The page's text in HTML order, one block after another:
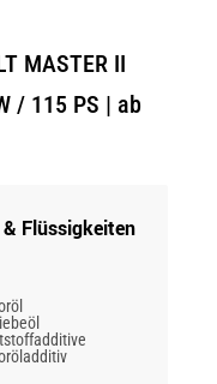
MASTER II
/ 115 PS | ab
& Flüssigkeiten